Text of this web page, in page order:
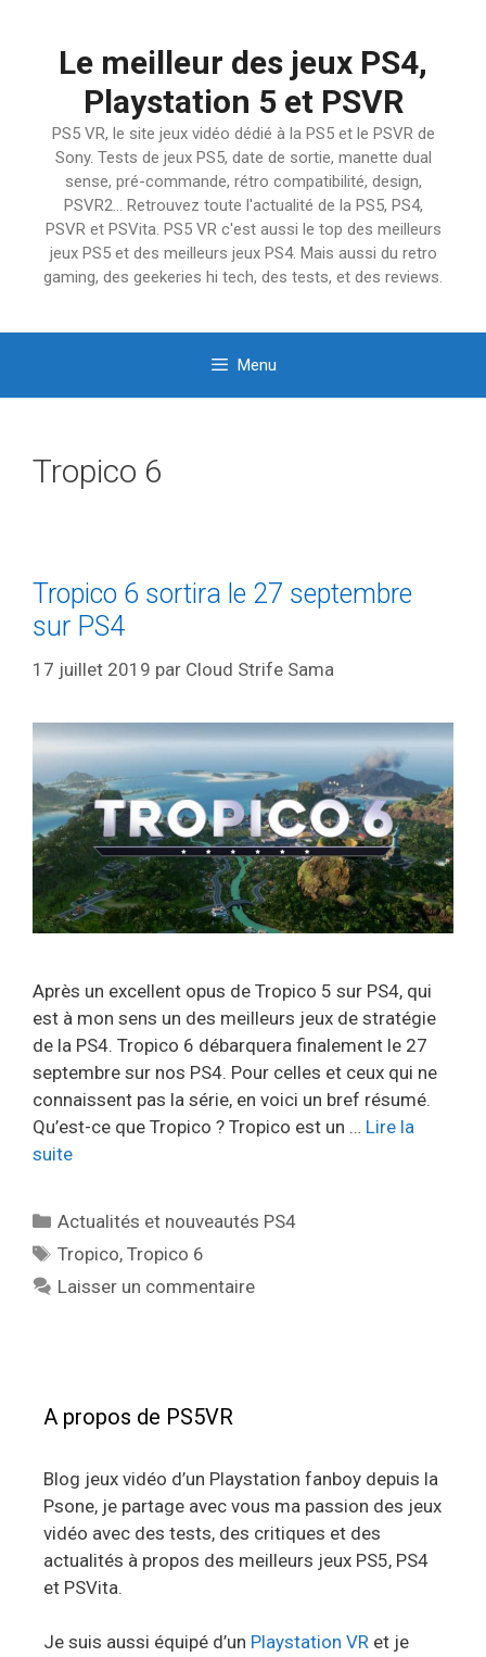
Le meilleur des jeux PS4,
Playstation 5 et PSVR
PS5 VR, le site jeux vidéo dédié à la PS5 et le PSVR de
Sony. Tests de jeux PS5, date de sortie, manette dual
sense, pré-commande, rétro compatibilité, design,
PSVR2… Retrouvez toute l'actualité de la PS5, PS4,
PSVR et PSVita. PS5 VR c'est aussi le top des meilleurs
jeux PS5 et des meilleurs jeux PS4. Mais aussi du retro
gaming, des geekeries hi tech, des tests, et des reviews.
Menu
Tropico 6
Tropico 6 sortira le 27 septembre
sur PS4
17 juillet 2019 par Cloud Strife Sama
Après un excellent opus de Tropico 5 sur PS4, qui
est à mon sens un des meilleurs jeux de stratégie
de la PS4. Tropico 6 débarquera finalement le 27
septembre sur nos PS4. Pour celles et ceux qui ne
connaissent pas la série, en voici un bref résumé.
Qu’est-ce que Tropico ? Tropico est un … Lire la
suite
Catégories
Actualités et nouveautés PS4
Étiquettes
Tropico,Tropico 6
Laisser un commentaire
A propos de PS5VR
Blog jeux vidéo d’un Playstation fanboy depuis la
Psone, je partage avec vous ma passion des jeux
vidéo avec des tests, des critiques et des
actualités à propos des meilleurs jeux PS5, PS4
et PSVita.
Je suis aussi équipé d’un Playstation VR et je